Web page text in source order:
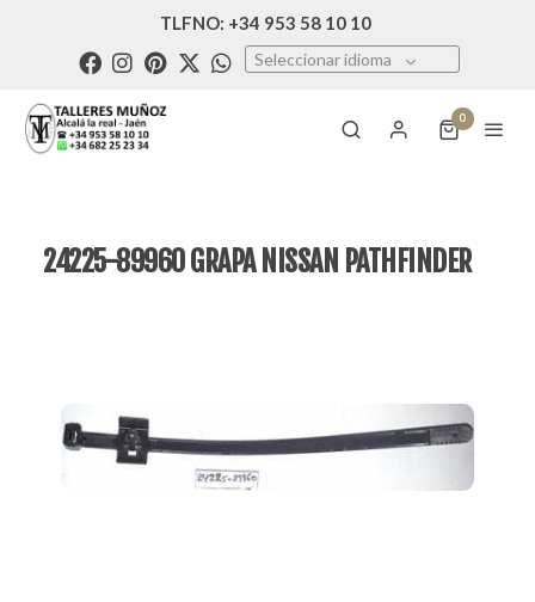
TLFNO: +34 953 58 10 10
Seleccionar idioma
0
24225-89960 GRAPA NISSAN PATHFINDER